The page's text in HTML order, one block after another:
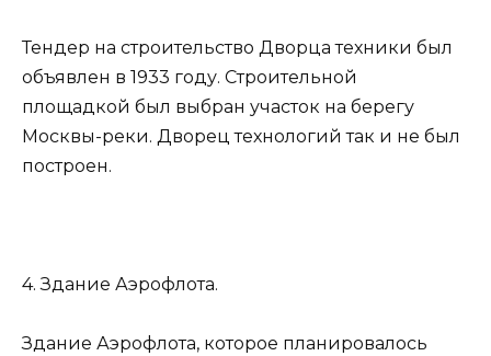
Тендер на строительство Дворца техники был
объявлен в 1933 году. Строительной
площадкой был выбран участок на берегу
Москвы-реки. Дворец технологий так и не был
построен.
4. Здание Аэрофлота.
Здание Аэрофлота, которое планировалось